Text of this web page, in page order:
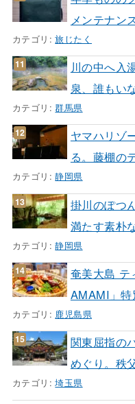
メンテナン
カテゴリ:旅じたく
川の中へ入
泉、誰もい
カテゴリ:群馬県
ヤマハリゾ
る。藤棚の
カテゴリ:静岡県
掛川のぽつ
満たす素朴
カテゴリ:静岡県
奄美大島 テ
AMAMI」
カテゴリ: 鹿児島県
関東屈指の
めぐり。秩
カテゴリ:埼玉県